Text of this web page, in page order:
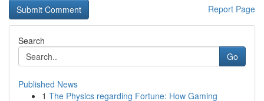
Report Page
Search
Go
Published News
1 The Physics regarding Fortune: How Gaming